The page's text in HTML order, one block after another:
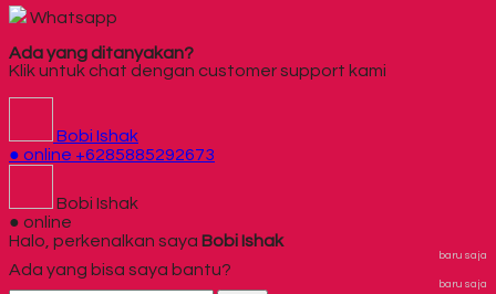
Whatsapp
Ada yang ditanyakan?
Klik untuk chat dengan customer support kami
Bobi Ishak
● online +6285885292673
Bobi Ishak
● online
Halo, perkenalkan saya Bobi Ishak
baru saja
Ada yang bisa saya bantu?
baru saja